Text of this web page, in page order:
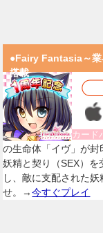
●Fairy Fantasia～業
搭載
カード
の生命体「イヴ」が封
妖精と契り（SEX）
し、敵に支配された
せ。→今すぐプレイ